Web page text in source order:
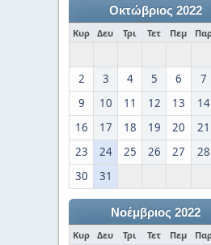
Οκτώβριος 2022
Κυρ Δευ Τρι Τετ Πεμ
2
3 4 5 6 7
9
10 11 12 13 14
16
17 18 19 20 21
23
24 25 26 27 28
30
31
Νοέμβριος 2022
Κυρ Δευ Τρι Τετ Πεμ